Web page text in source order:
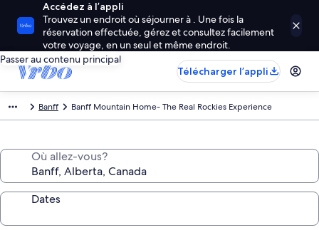
Accédez à l’appli
Trouvez un endroit où séjourner à . Une fois la
réservation effectuée, gérez et consultez facilement
votre voyage, en un seul et même endroit.
Passer au contenu principal
Télécharger l’appli
Banff Banff Mountain Home- The Real Rockies Experience
Où allez-vous?
Dates